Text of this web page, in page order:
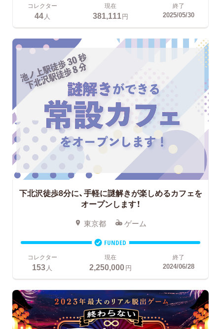
コレクター
44 人
現在
381,111円
終了
2025/05/30
下北沢徒歩8分に、手軽に謎解きが楽しめるカフェを
オープンします！
東京都 ゲーム
FUNDED
コレクター
153人
現在
2,250,000円
終了
2024/06/28